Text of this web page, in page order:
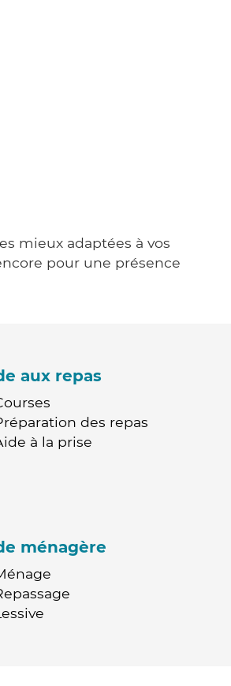
mieux adaptées à vos
pour une présence
aux repas
des repas
à la prise
ménagère